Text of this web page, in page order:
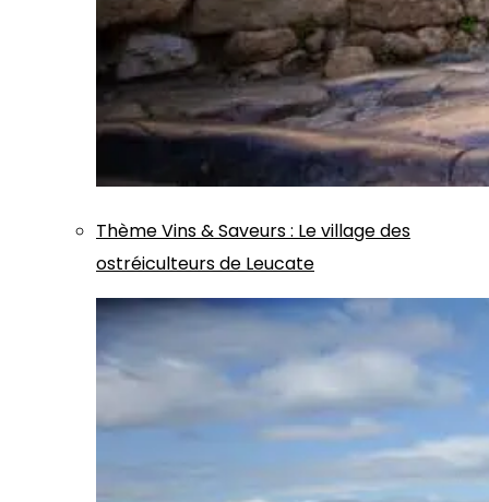
ThèmeVins & Saveurs: Le village des
ostréiculteurs de Leucate